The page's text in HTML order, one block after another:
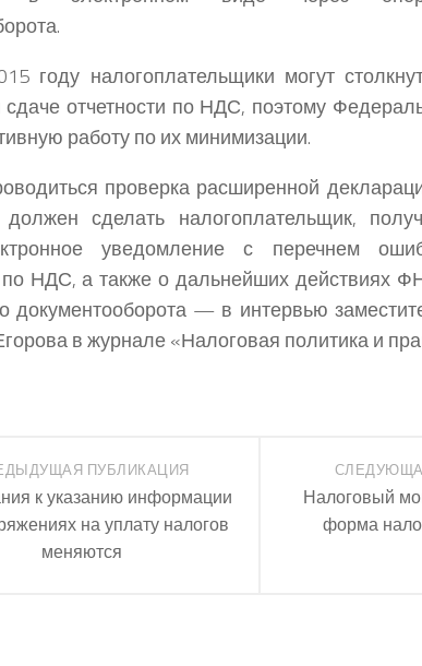
году налогоплательщики могут
сдаче отчетности по НДС, поэтому
работу по их минимизации.
проверка расширенной
сделать налогоплательщик,
уведомление с перечнем
НДС, а также о дальнейших действиях
документооборота — в интервью
в журнале «Налоговая политика и
Налоговый
форма
ПУБЛИКАЦИЯ
к указанию информации
на уплату налогов
меняются